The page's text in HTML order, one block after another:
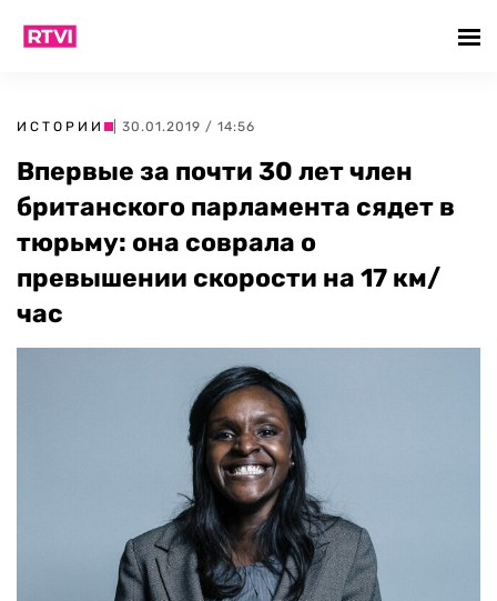
ИСТОРИИ | 30.01.2019 / 14:56
Впервые за почти 30 лет член
британского парламента сядет в
тюрьму: она соврала о
превышении скорости на 17 км/
час